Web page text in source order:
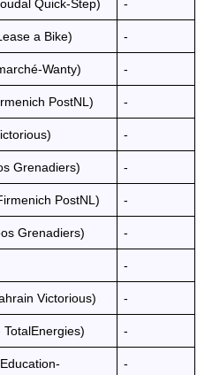
Quick-Step) -
a Bike) -
Wanty) -
PostNL) -
-
Grenadiers) -
PostNL) -
Grenadiers) -
-
Victorious) -
-
-